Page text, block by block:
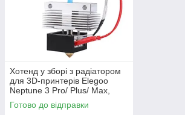
Хотенд у зборі з радіатором
для 3D-принтерів Elegoo
Neptune 3 Pro/ Plus/ Max,
сопло 0.4мм, латунь,
(50.204.0001/ 20.205.0035)
Готово до відправки